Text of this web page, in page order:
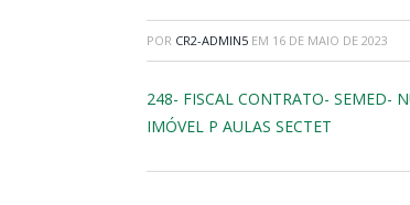
POR CR2-ADMIN5 EM 16 DE MAIO DE 2023
248- FISCAL CONTRATO- SEMED-
IMÓVEL P AULAS SECTET